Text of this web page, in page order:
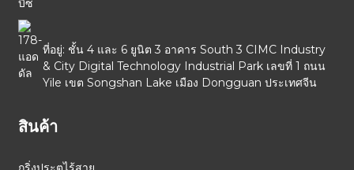
ที่อยู่: ชั้น 4 และ 6 ยูนิต 3 อาคาร South 3 CIMC Industry
& City Digital Technology Industrial Park เลขที่ 1 ถนน
Yile เขต Songshan Lake เมือง Dongguan ประเทศจีน
สินค้า